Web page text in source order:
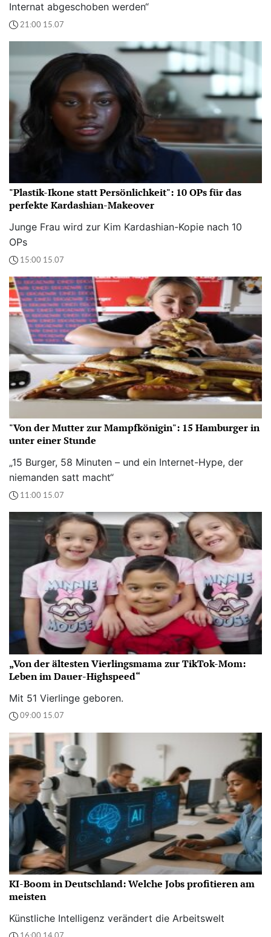
Internat abgeschoben werden“
21:00 15.07
"Plastik-Ikone statt Persönlichkeit": 10 OPs für das
perfekte Kardashian-Makeover
Junge Frau wird zur Kim Kardashian-Kopie nach 10
OPs
15:00 15.07
"Von der Mutter zur Mampfkönigin": 15 Hamburger in
unter einer Stunde
„15 Burger, 58 Minuten – und ein Internet-Hype, der
niemanden satt macht“
11:00 15.07
„Von der ältesten Vierlingsmama zur TikTok-Mom:
Leben im Dauer-Highspeed“
Mit 51 Vierlinge geboren.
09:00 15.07
KI-Boom in Deutschland: Welche Jobs profitieren am
meisten
Künstliche Intelligenz verändert die Arbeitswelt